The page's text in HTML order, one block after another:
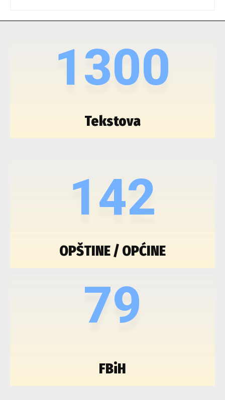
1300
Tekstova
142
OPŠTINE / OPĆINE
79
FBiH